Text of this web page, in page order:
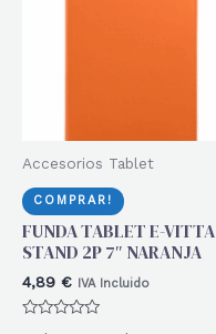
Accesorios Tablet
COMPRAR!
FUNDA TABLET E-VITTA
STAND 2P 7″ NARANJA
4,89 € IVA Incluido